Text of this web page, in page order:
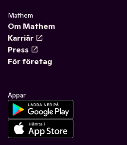
Mathem
Om Mathem
Karriär
Press
För företag
Appar